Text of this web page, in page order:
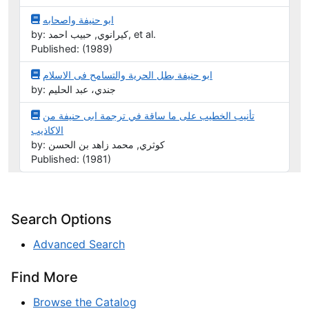
ابو حنيفة واصحابه
by: كيرانوي, حبيب احمد, et al.
Published: (1989)
ابو حنيفة بطل الحرية والتسامح فى الاسلام
by: جندي، عبد الحليم
تأنيب الخطيب على ما ساقة في ترجمة ابى حنيفة من
الاكاذيب
by: كوثري, محمد زاهد بن الحسن
Published: (1981)
Search Options
Advanced Search
Find More
Browse the Catalog